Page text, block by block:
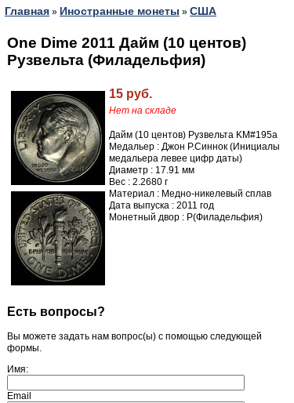
Главная » Иностранные монеты » США
One Dime 2011 Дайм (10 центов)
Рузвельта (Филадельфия)
15 руб.
Нет на складе
Дайм (10 центов) Рузвельта KM#195a
Медальер : Джон Р.Синнок (Инициалы
медальера левее цифр даты)
Диаметр : 17.91 мм
Вес : 2.2680 г
Материал : Медно-никелевый сплав
Дата выпуска : 2011 год
Монетный двор : P(Филадельфия)
Есть вопросы?
Вы можете задать нам вопрос(ы) с помощью следующей
формы.
Имя:
Email